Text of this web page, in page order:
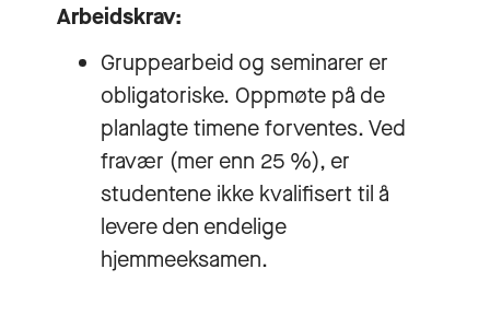
Arbeidskrav:
Gruppearbeid og seminarer er
obligatoriske. Oppmøte på de
planlagte timene forventes. Ved
fravær (mer enn 25 %), er
studentene ikke kvalifisert til å
levere den endelige
hjemmeeksamen.